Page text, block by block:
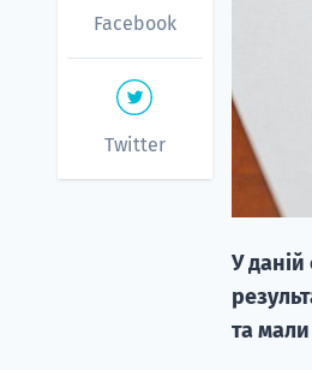
Facebook
Twitter
У
та